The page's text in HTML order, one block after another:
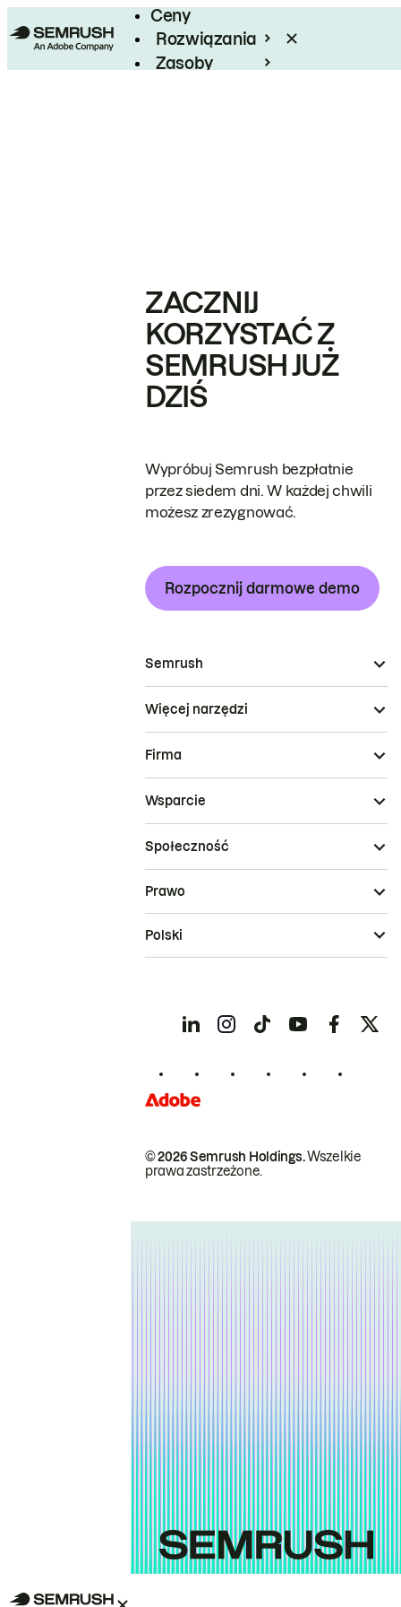
Ceny
Rozwiązania
Zasoby
ZACZNIJ
KORZYSTAĆ Z
SEMRUSH JUŻ
DZIŚ
Wypróbuj Semrush bezpłatnie
przez siedem dni. W każdej chwili
możesz zrezygnować.
Rozpocznij darmowe demo
Semrush
Więcej narzędzi
Firma
Wsparcie
Społeczność
© 2026 Semrush Holdings.Wszelkie
prawa zastrzeżone.
Prawo
Polski